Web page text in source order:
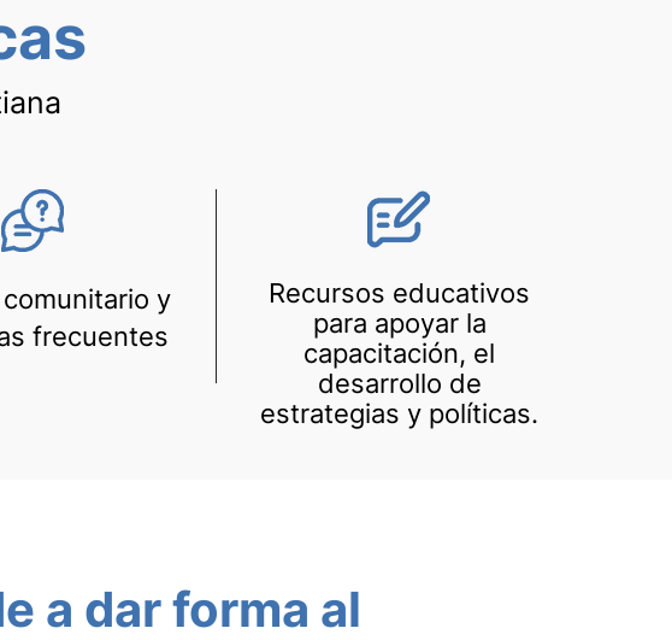
y
frecuentes
Recursos educativos
para apoyar la
capacitación, el
desarrollo de
estrategias y políticas.
a dar forma al